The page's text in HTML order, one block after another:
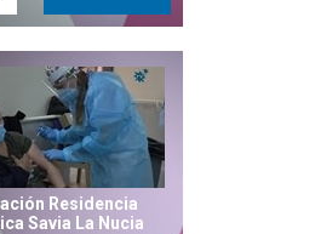
Residencia
Savia La Nucia